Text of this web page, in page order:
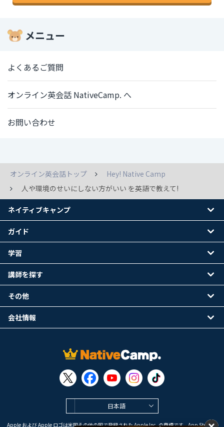
メニュー
よくあるご質問
オンライン英会話 NativeCamp. へ
お問い合わせ
オンライン英会話トップ
Hey! Native Camp
人や環境のせいにしない方がいい を英語で教えて!
日本語
Apple および Apple ロゴは米国その他の国で登録された Apple Inc. の商標です。App Store は
ネイティブキャンプ
ガイド
学習
講師を探す
その他
会社情報